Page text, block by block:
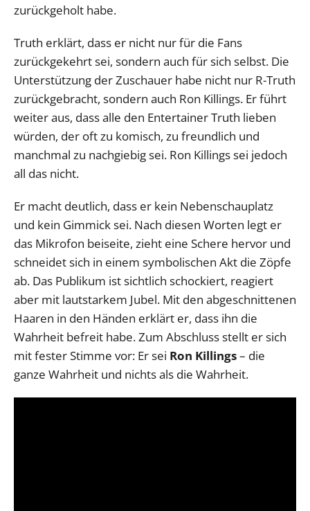
zurückgeholt habe.
Truth erklärt, dass er nicht nur für die Fans
zurückgekehrt sei, sondern auch für sich selbst. Die
Unterstützung der Zuschauer habe nicht nur R-Truth
zurückgebracht, sondern auch Ron Killings. Er führt
weiter aus, dass alle den Entertainer Truth lieben
würden, der oft zu komisch, zu freundlich und
manchmal zu nachgiebig sei. Ron Killings sei jedoch
all das nicht.
Er macht deutlich, dass er kein Nebenschauplatz
und kein Gimmick sei. Nach diesen Worten legt er
das Mikrofon beiseite, zieht eine Schere hervor und
schneidet sich in einem symbolischen Akt die Zöpfe
ab. Das Publikum ist sichtlich schockiert, reagiert
aber mit lautstarkem Jubel. Mit den abgeschnittenen
Haaren in den Händen erklärt er, dass ihn die
Wahrheit befreit habe. Zum Abschluss stellt er sich
mit fester Stimme vor: Er sei Ron Killings– die
ganze Wahrheit und nichts als die Wahrheit.